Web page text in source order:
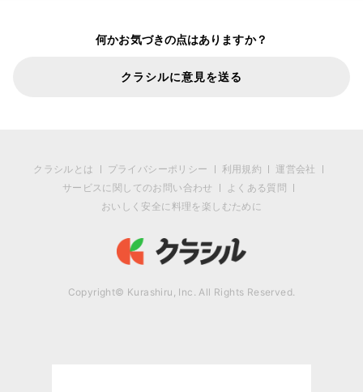
何かお気づきの点はありますか？
クラシルに意見を送る
クラシルとは プライバシーポリシー 利用規約
運営会社
サービスに関してのお問い合わせ
よくある質問
おいしく安全に料理を楽しむために
Copyright© Kurashiru, Inc. All Rights Reserved.